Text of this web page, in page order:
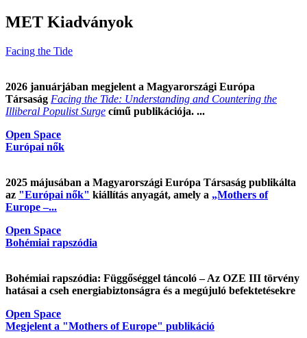
MET Kiadványok
Facing the Tide
2026 januárjában megjelent a Magyarországi Európa
Társaság Facing the Tide: Understanding and Countering the
Illiberal Populist Surge című publikációja. ...
Open Space
Európai nők
2025 májusában a Magyarországi Európa Társaság publikálta
az "Európai nők" kiállítás anyagát, amely a „Mothers of
Europe –...
Open Space
Bohémiai rapszódia
Bohémiai rapszódia: Függőséggel táncoló – Az OZE III törvény
hatásai a cseh energiabiztonságra és a megújuló befektetésekre
Open Space
Megjelent a "Mothers of Europe" publikáció